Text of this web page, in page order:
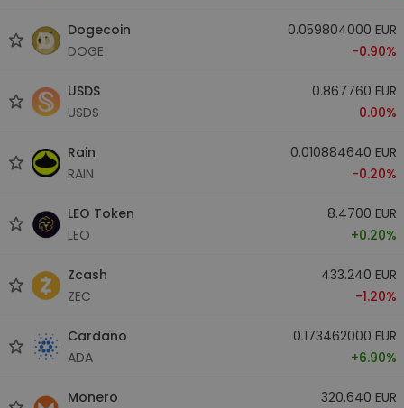
Dogecoin
DOGE
0.059804000 EUR
-0.90%
USDS
USDS
0.867760 EUR
0.00%
Rain
RAIN
0.010884640 EUR
-0.20%
LEO Token
LEO
8.4700 EUR
+0.20%
Zcash
ZEC
433.240 EUR
-1.20%
Cardano
ADA
0.173462000 EUR
+6.90%
Monero
320.640 EUR